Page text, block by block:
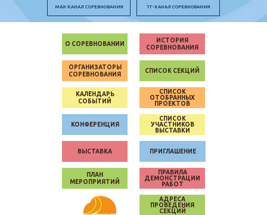
MAX-КАНАЛ СОРЕВНОВАНИЯ ТГ-КАНАЛ СОРЕВНОВАНИЯ
О СОРЕВНОВАНИИ
КОНФЕРЕНЦИЯ
АДРЕСА
ПРОВЕДЕНИЯ
СЕКЦИЙ
ИСТОРИЯ
СОРЕВНОВАНИЯ
СПИСОК
УЧАСТНИКОВ
ВЫСТАВКИ
ОРГАНИЗАТОРЫ
СОРЕВНОВАНИЯ
ВЫСТАВКА
СПИСОК СЕКЦИЙ
ПРИГЛАШЕНИЕ
ПЛАН
МЕРОПРИЯТИЙ
КАЛЕНДАРЬ
СОБЫТИЙ
СПИСОК
ОТОБРАННЫХ
ПРОЕКТОВ
ПРАВИЛА
ДЕМОНСТРАЦИИ
РАБОТ